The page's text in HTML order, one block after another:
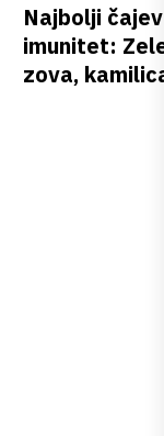
Najbolji
imunitet:
zova,